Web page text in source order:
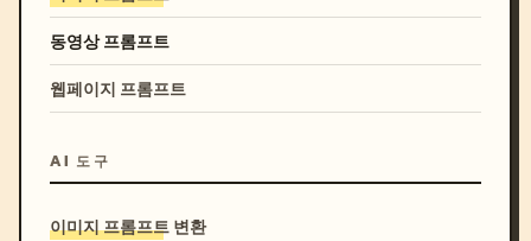
동영상 프롬프트
웹페이지 프롬프트
AI 도구
이미지 프롬프트 변환